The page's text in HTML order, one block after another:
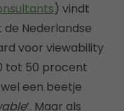
) vindt
Nederlandse
voor viewability
tot 50 procent
een beetje
’. Maar als